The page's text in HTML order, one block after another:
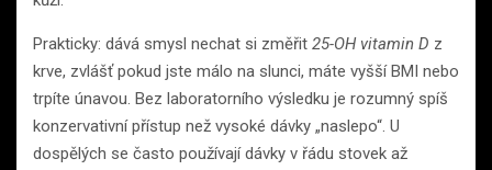
Prakticky: dává smysl nechat si změřit 25-OH vitamin D z
krve, zvlášť pokud jste málo na slunci, máte vyšší BMI nebo
trpíte únavou. Bez laboratorního výsledku je rozumný spíš
konzervativní přístup než vysoké dávky „naslepo“. U
dospělých se často používají dávky v řádu stovek až